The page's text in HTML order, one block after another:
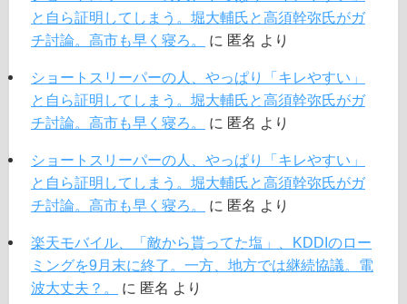
と自ら証明してしまう。堀大輔氏と高須幹弥氏がガ
チ討論。高市も早く寝ろ。
に 匿名 より
ショートスリーパーの人、やっぱり「キレやすい」
と自ら証明してしまう。堀大輔氏と高須幹弥氏がガ
チ討論。高市も早く寝ろ。
に 匿名 より
ショートスリーパーの人、やっぱり「キレやすい」
と自ら証明してしまう。堀大輔氏と高須幹弥氏がガ
チ討論。高市も早く寝ろ。
に 匿名 より
楽天モバイル、「敵から貰ってた塩」、KDDIのロー
ミングを9月末に終了。一方、地方では継続協議。電
波大丈夫？。
に 匿名 より